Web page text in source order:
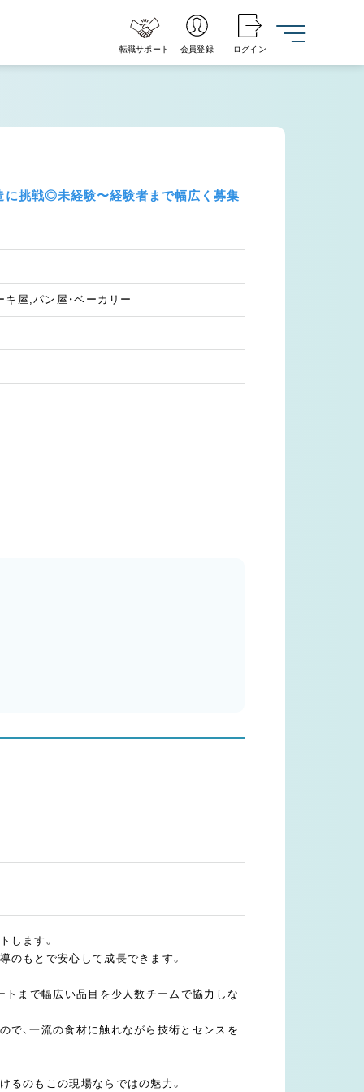
転職サポート 会員登録 ログイン
に挑戦◎未経験〜経験者まで幅広く募集
キ屋,パン屋・ベーカリー
します。
のもとで安心して成長できます。
トまで幅広い品目を少人数チームで協力しな
で、一流の食材に触れながら技術とセンスを
るのもこの現場ならではの魅力。